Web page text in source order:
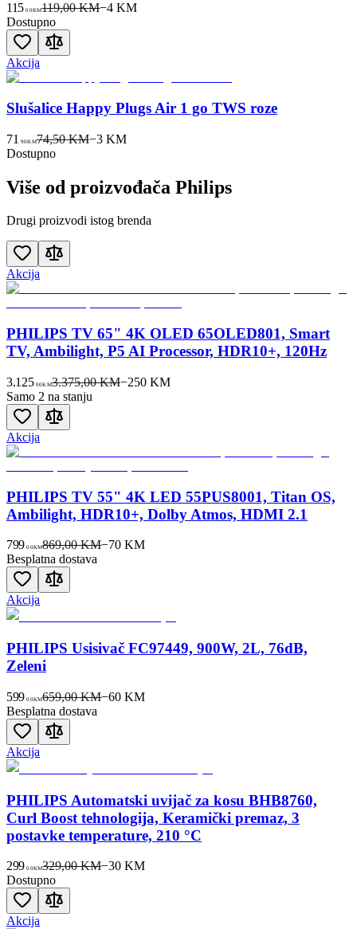
115 00KM119,00 KM−4 KM
Dostupno
Akcija
Slušalice Happy Plugs Air 1 go TWS roze
71 90KM74,50 KM−3KM
Dostupno
Više od proizvođača Philips
Drugi proizvodi istog brenda
Akcija
PHILIPS TV 65" 4K OLED 65OLED801, Smart
TV, Ambilight, P5 AI Processor, HDR10+, 120Hz
3.125 00KM3.375,00 KM−250KM
Samo 2 na stanju
Akcija
PHILIPS TV 55" 4K LED 55PUS8001, Titan OS,
Ambilight, HDR10+, Dolby Atmos, HDMI 2.1
799 00KM869,00 KM−70 KM
Besplatna dostava
Akcija
PHILIPS Usisivač FC97449, 900W, 2L, 76dB,
Zeleni
599 00KM659,00 KM−60 KM
Besplatna dostava
Akcija
PHILIPS Automatski uvijač za kosu BHB8760,
Curl Boost tehnologija, Keramički premaz, 3
postavke temperature, 210 °C
299 00KM329,00 KM−30 KM
Dostupno
Akcija